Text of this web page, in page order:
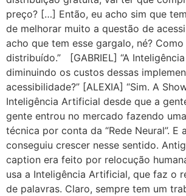
preço? […] Então, eu acho sim que
de melhorar muito a questão de
acho que tem esse gargalo, né?
distribuído.” [GABRIEL] “A
diminuindo os custos dessas
acessibilidade?” [ALEXIA] “Sim. A
Inteligência Artificial desde que a
gente entrou no mercado fazendo
técnica por conta da “Rede Neural”. E
conseguiu crescer nesse sentido.
caption era feito por relocução
usa a Inteligência Artificial, que faz o
de palavras. Claro, sempre tem um